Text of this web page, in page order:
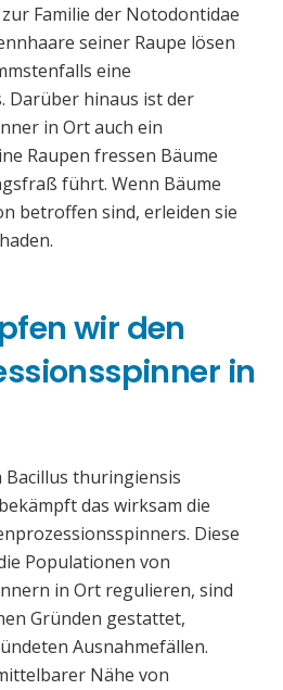
Familie der Notodontidae
seiner Raupe lösen
eine
Darüber hinaus ist der
in Ort auch ein
Raupen fressen Bäume
führt. Wenn Bäume
betroffen sind, erleiden sie
wir den
in
Bacillus thuringiensis
das wirksam die
Diese
Populationen von
in Ort regulieren, sind
Gründen gestattet,
Ausnahmefällen.
Nähe von